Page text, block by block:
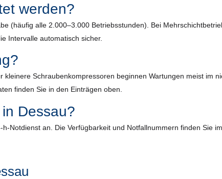
werden?
(häufig alle 2.000–3.000 Betriebsstunden). Bei
Intervalle automatisch sicher.
Schraubenkompressoren beginnen Wartungen meist im
finden Sie in den Einträgen oben.
Dessau?
Notdienst an. Die Verfügbarkeit und Notfallnummern finden Sie